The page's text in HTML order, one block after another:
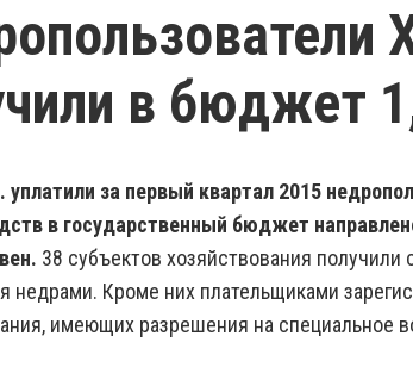
в бюджет
уплатили за первый квартал 2015
в государственный бюджет
38 субъектов хозяйствования
недрами. Кроме них плательщиками
имеющих разрешения на специальное